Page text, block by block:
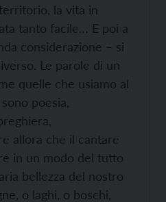
la vita in
tanto facile… E poi a
considerazione – si
Le parole di un
quelle che usiamo al
poesia,
allora che il cantare
in un modo del tutto
bellezza del nostro
o laghi, o boschi,